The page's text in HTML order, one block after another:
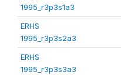
1995_r3p3s1a3
ERHS
1995_r3p3s2a3
ERHS
1995_r3p3s3a3